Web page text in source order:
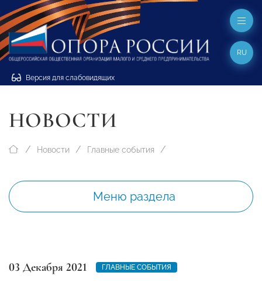
Версия для слабовидящих
RU
НОВОСТИ
Новости Главные события
Меню раздела
03 Декабря 2021 ГЛАВНЫЕ СОБЫТИЯ